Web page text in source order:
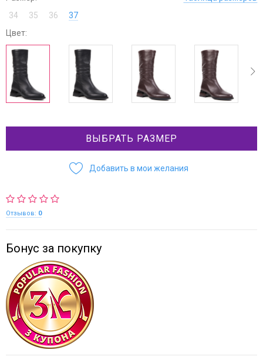
34
35 36
37
Цвет:
ВЫБРАТЬ РАЗМЕР
Добавить в мои желания
Отзывов: 0
Бонус за покупку